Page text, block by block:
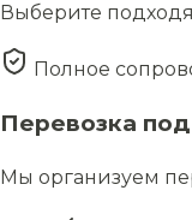
Выберите
Полное
Перевозка
Мы организуем